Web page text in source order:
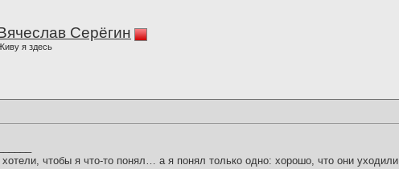
Серёгин
я здесь
чтобы я что-то понял… а я понял только одно: хорошо, что они уходили.